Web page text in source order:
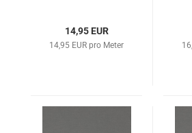
14,95 EUR
14,95 EUR pro Meter